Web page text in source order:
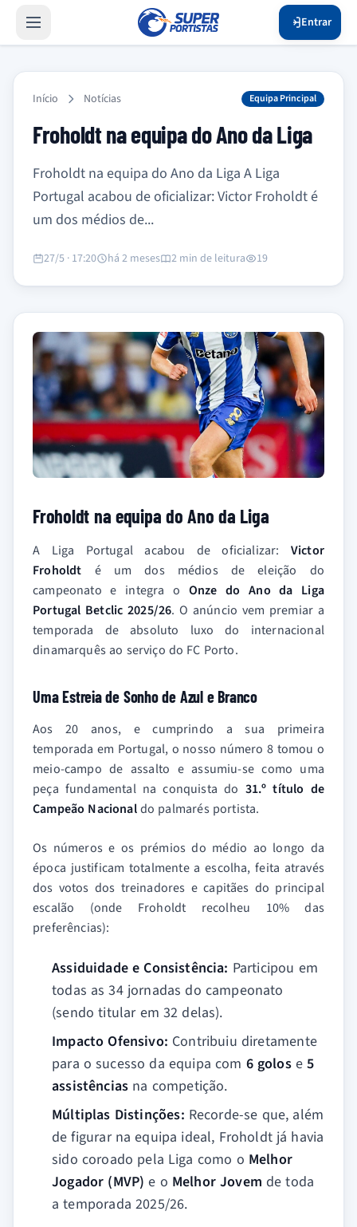
Entrar
Início Notícias Equipa Principal
Froholdt na equipa do Ano da Liga
Froholdt na equipa do Ano da Liga A Liga
Portugal acabou de oficializar: Victor Froholdt é
um dos médios de...
27/5 · 17:20 há 2 meses 2 min de leitura 19
Froholdt na equipa do Ano da Liga
A Liga Portugal acabou de oficializar: Victor
Froholdt é um dos médios de eleição do
campeonato e integra o Onze do Ano da Liga
Portugal Betclic 2025/26. O anúncio vem premiar a
temporada de absoluto luxo do internacional
dinamarquês ao serviço do FC Porto.
Uma Estreia de Sonho de Azul e Branco
Aos 20 anos, e cumprindo a sua primeira
temporada em Portugal, o nosso número 8 tomou o
meio-campo de assalto e assumiu-se como uma
peça fundamental na conquista do 31.º título de
Campeão Nacionaldo palmarés portista.
Os números e os prémios do médio ao longo da
época justificam totalmente a escolha, feita através
dos votos dos treinadores e capitães do principal
escalão (onde Froholdt recolheu 10% das
preferências):
Assiduidade e Consistência: Participou em
todas as 34 jornadas do campeonato
(sendo titular em 32 delas).
Impacto Ofensivo: Contribuiu diretamente
para o sucesso da equipa com 6 golose5
assistências na competição.
Múltiplas Distinções: Recorde-se que, além
de figurar na equipa ideal, Froholdt já havia
sido coroado pela Liga como o Melhor
Jogador (MVP) e o Melhor Jovem de toda
a temporada 2025/26.